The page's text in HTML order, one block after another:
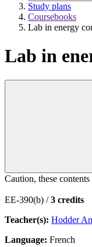
Study plans
Coursebooks
Lab in energy
Lab in
Caution, these
EE-390(b) /3 credits
Teacher(s): Hodder
Language: French